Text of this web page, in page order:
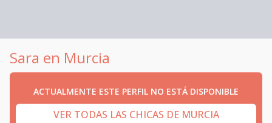
Sara en Murcia
ACTUALMENTE ESTE PERFIL NO ESTÁ DISPONIBLE
VER TODAS LAS CHICAS DE MURCIA